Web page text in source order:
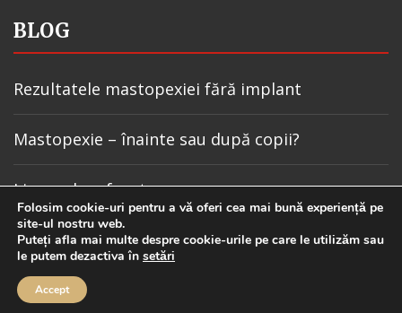
BLOG
Rezultatele mastopexiei fără implant
Mastopexie – înainte sau după copii?
Lipomul pe frunte
Mastopexia după slăbire
Folosim cookie-uri pentru a vă oferi cea mai bună experiență pe
site-ul nostru web.
Puteți afla mai multe despre cookie-urile pe care le utilizăm sau
le putem dezactiva în setări
Accept